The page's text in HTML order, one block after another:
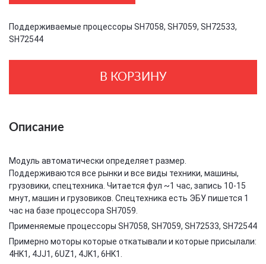
Поддерживаемые процессоры SH7058, SH7059, SH72533,
SH72544
В КОРЗИНУ
Описание
Модуль автоматически определяет размер.
Поддерживаются все рынки и все виды техники, машины,
грузовики, спецтехника. Читается фул ~1 час, запись 10-15
мнут, машин и грузовиков. Спецтехника есть ЭБУ пишется 1
час на базе процессора SH7059.
Применяемые процессоры SH7058, SH7059, SH72533, SH72544
Примерно моторы которые откатывали и которые присылали:
4HK1, 4JJ1, 6UZ1, 4JK1, 6HK1.